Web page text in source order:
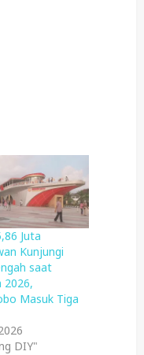
Juta
Kunjungi
saat
2026,
Masuk Tiga
DIY"